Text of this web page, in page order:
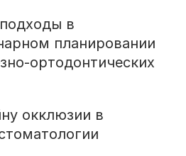
в
планировании
ортодонтических
окклюзии в